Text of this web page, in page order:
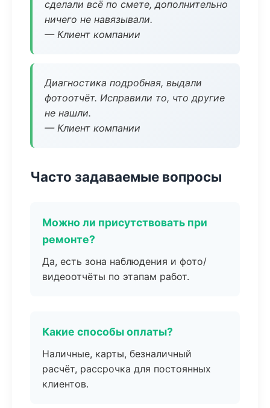
сделали всё по смете, дополнительно
ничего не навязывали.
— Клиент компании
Диагностика подробная, выдали
фотоотчёт. Исправили то, что другие
не нашли.
— Клиент компании
Часто задаваемые вопросы
Можно ли присутствовать при
ремонте?
Да, есть зона наблюдения и фото/
видеоотчёты по этапам работ.
Какие способы оплаты?
Наличные, карты, безналичный
расчёт, рассрочка для постоянных
клиентов.